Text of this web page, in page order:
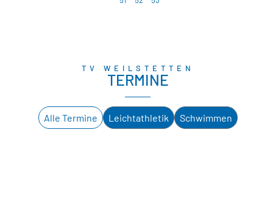
TV WEILSTETTEN
TERMINE
Leichtathletik Schwimmen
Alle Termine